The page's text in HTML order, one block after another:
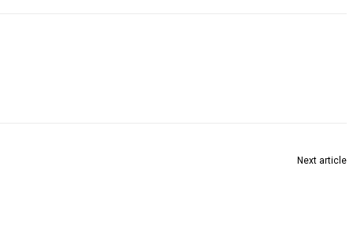
Next article